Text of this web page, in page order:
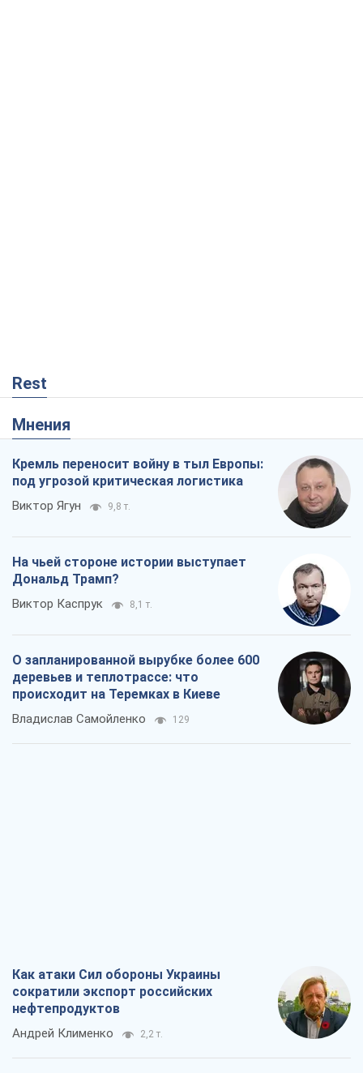
Rest
Мнения
Кремль переносит войну в тыл Европы:
под угрозой критическая логистика
Виктор Ягун 9,8 т.
На чьей стороне истории выступает
Дональд Трамп?
Виктор Каспрук 8,1 т.
О запланированной вырубке более 600
деревьев и теплотрассе: что
происходит на Теремках в Киеве
Владислав Самойленко 129
Как атаки Сил обороны Украины
сократили экспорт российских
нефтепродуктов
Андрей Клименко 2,2 т.